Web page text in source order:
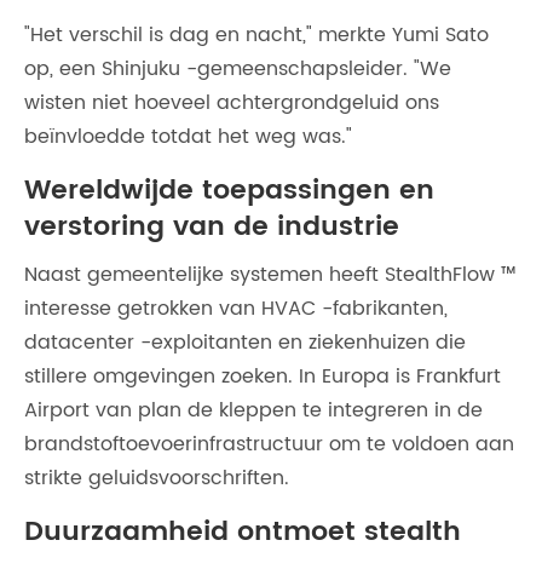
"Het verschil is dag en nacht," merkte Yumi Sato
op, een Shinjuku -gemeenschapsleider. "We
wisten niet hoeveel achtergrondgeluid ons
beïnvloedde totdat het weg was."
Wereldwijde toepassingen en
verstoring van de industrie
Naast gemeentelijke systemen heeft StealthFlow ™
interesse getrokken van HVAC -fabrikanten,
datacenter -exploitanten en ziekenhuizen die
stillere omgevingen zoeken. In Europa is Frankfurt
Airport van plan de kleppen te integreren in de
brandstoftoevoerinfrastructuur om te voldoen aan
strikte geluidsvoorschriften.
Duurzaamheid ontmoet stealth